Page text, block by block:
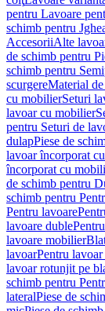
pentru Lavoare
schimb pentru
AccesoriiAlte
de schimb pentru
schimb pentru
scurgereMaterial
cu mobilierSeturi
lavoar cu mobilier
pentru Seturi de
dulapPiese de
lavoar încorporat
încorporat cu
de schimb pentru
schimb pentru
Pentru lavoare
lavoare duble
lavoare mobilier
lavoarPentru
lavoar rotunjit pe
schimb pentru
lateralPiese de